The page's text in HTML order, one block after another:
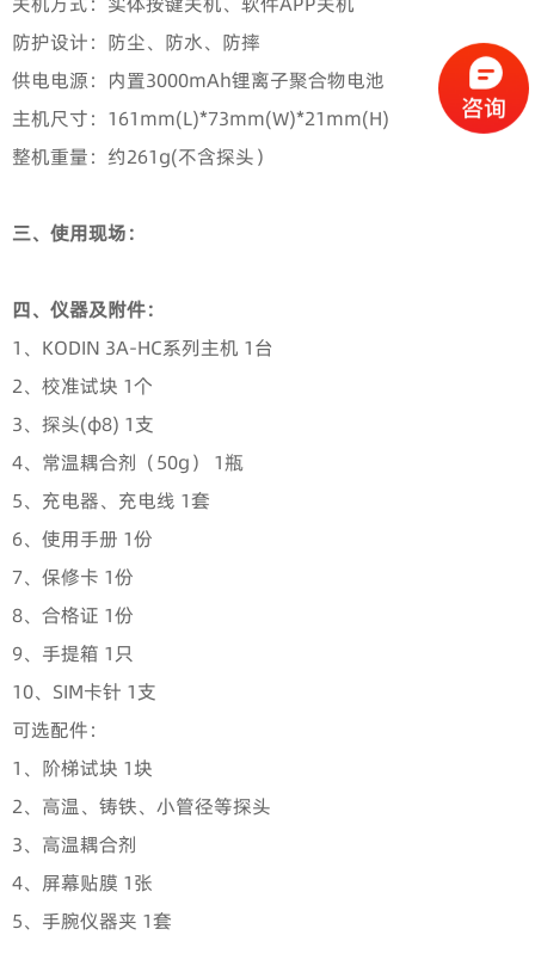
防护设计：防尘、防水、防摔
供电电源：内置3000mAh锂离子聚合物电池
主机尺寸：161mm(L)*73mm(W)*21mm(H)
整机重量：约261g(不含探头）
三、使用现场：
四、仪器及附件：
1、KODIN 3A-HC系列主机 1台
2、校准试块 1个
3、探头(φ8) 1支
4、常温耦合剂（50g） 1瓶
5、充电器、充电线 1套
6、使用手册 1份
7、保修卡 1份
8、合格证 1份
9、手提箱 1只
10、SIM卡针 1支
可选配件：
1、阶梯试块 1块
2、高温、铸铁、小管径等探头
3、高温耦合剂
4、屏幕贴膜 1张
5、手腕仪器夹 1套